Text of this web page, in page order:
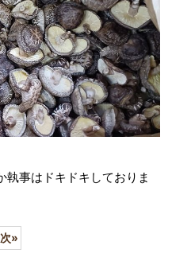
執事はドキドキしておりま
次»